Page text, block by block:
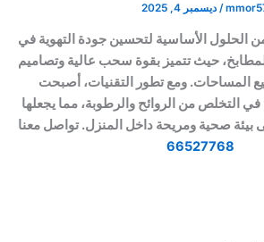
/ديسمبر 4, 2025
الأساسية لتحسين جودة التهوية في
حيث تتميز بقوة سحب عالية وتصاميم
ومع تطور التقنيات، أصبحت
من الروائح والرطوبة، مما يجعلها
ومريحة داخل المنزل. تواصل معنا
66527768